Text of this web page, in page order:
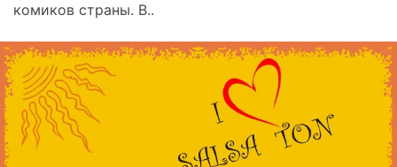
комиков страны. В..